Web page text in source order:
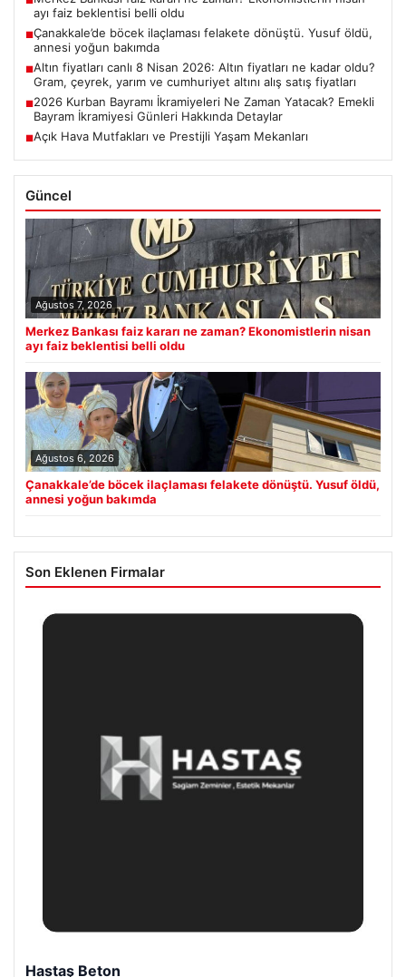
ayı faiz beklentisi belli oldu
■Çanakkale’de böcek ilaçlaması felakete dönüştü. Yusuf öldü,
annesi yoğun bakımda
■Altın fiyatları canlı 8 Nisan 2026: Altın fiyatları ne kadar oldu?
Gram, çeyrek, yarım ve cumhuriyet altını alış satış fiyatları
■2026 Kurban Bayramı İkramiyeleri Ne Zaman Yatacak? Emekli
Bayram İkramiyesi Günleri Hakkında Detaylar
■Açık Hava Mutfakları ve Prestijli Yaşam Mekanları
Güncel
Ağustos 7, 2026
Merkez Bankası faiz kararı ne zaman? Ekonomistlerin nisan
ayı faiz beklentisi belli oldu
Ağustos 6, 2026
Çanakkale’de böcek ilaçlaması felakete dönüştü. Yusuf öldü,
annesi yoğun bakımda
Son Eklenen Firmalar
Prenses Night Club